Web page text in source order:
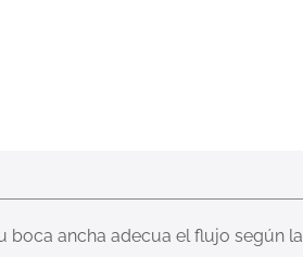
boca ancha adecua el flujo según la